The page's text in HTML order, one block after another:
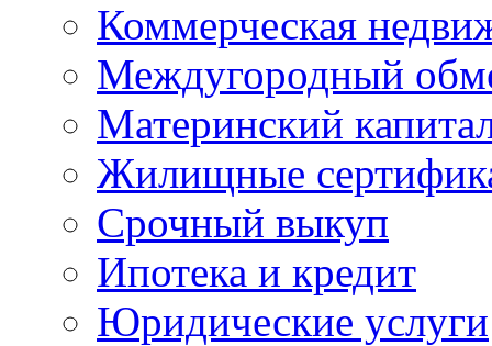
Коммерческая
Междугородный
Материнский
Жилищные
Срочный выкуп
Ипотека и кредит
Юридические услуги